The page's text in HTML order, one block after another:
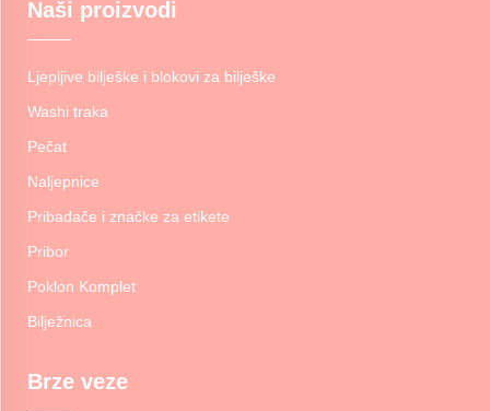
Naši proizvodi
Ljepljive bilješke i blokovi za bilješke
Washi traka
Pečat
Naljepnice
Pribadače i značke za etikete
Pribor
Poklon Komplet
Bilježnica
Brze veze